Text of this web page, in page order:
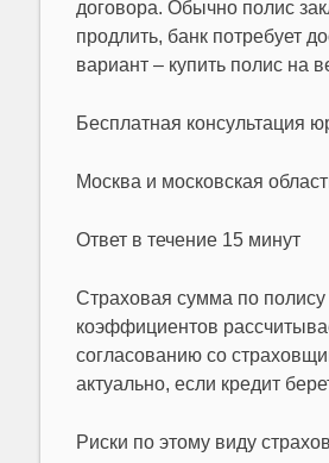
договора. Обычно полис
продлить, банк потребует
вариант – купить полис на
Бесплатная консультация
Москва и московская
Ответ в течение 15 минут
Страховая сумма по полису
коэффициентов
согласованию со
актуально, если кредит
Риски по этому виду